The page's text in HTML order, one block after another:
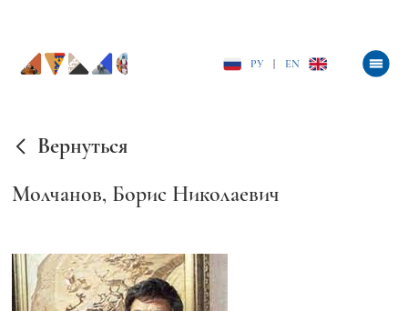
РУ EN
Вернуться
Молчанов, Борис Николаевич